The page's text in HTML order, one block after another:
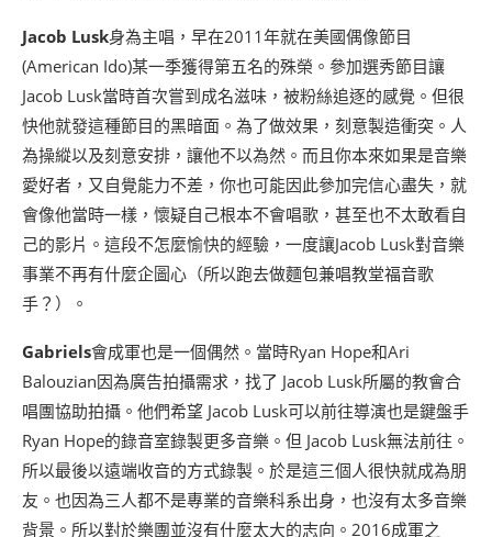
Jacob Lusk身為主唱，早在2011年就在美國偶像節目
(American Ido)某一季獲得第五名的殊榮。參加選秀節目讓
Jacob Lusk當時首次嘗到成名滋味，被粉絲追逐的感覺。但很
快他就發這種節目的黑暗面。為了做效果，刻意製造衝突。人
為操縱以及刻意安排，讓他不以為然。而且你本來如果是音樂
愛好者，又自覺能力不差，你也可能因此參加完信心盡失，就
會像他當時一樣，懷疑自己根本不會唱歌，甚至也不太敢看自
己的影片。這段不怎麼愉快的經驗，一度讓Jacob Lusk對音樂
事業不再有什麼企圖心（所以跑去做麵包兼唱教堂福音歌
手？）。
Gabriels會成軍也是一個偶然。當時Ryan Hope和Ari
Balouzian因為廣告拍攝需求，找了 Jacob Lusk所屬的教會合
唱團協助拍攝。他們希望 Jacob Lusk可以前往導演也是鍵盤手
Ryan Hope的錄音室錄製更多音樂。但 Jacob Lusk無法前往。
所以最後以遠端收音的方式錄製。於是這三個人很快就成為朋
友。也因為三人都不是專業的音樂科系出身，也沒有太多音樂
背景。所以對於樂團並沒有什麼太大的志向。2016成軍之